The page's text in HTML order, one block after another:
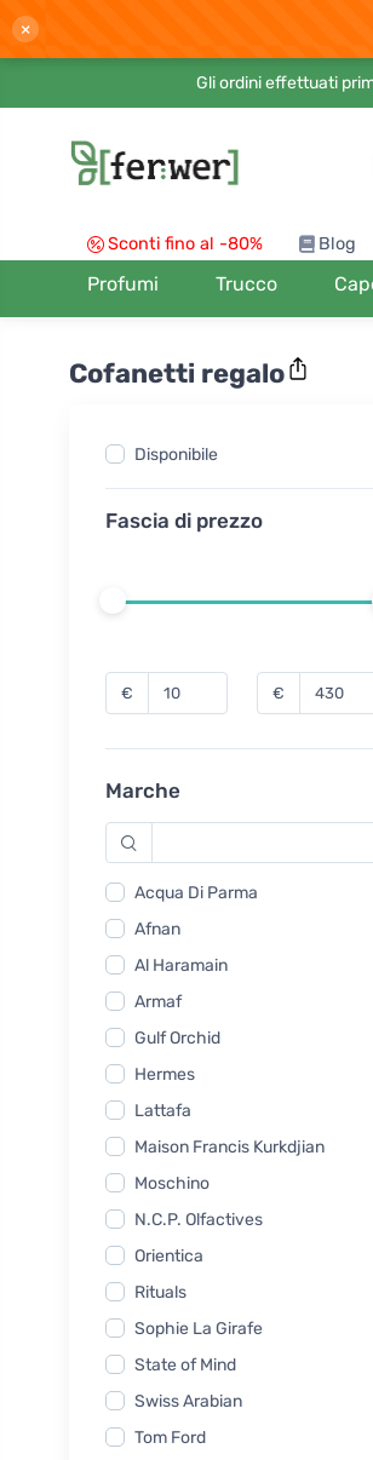
×
Gli ordini effettuati
Sconti fino al -80% Blog
Profumi Trucco
Cofanetti regalo
Disponibile
Fascia di prezzo
€ €
Marche
Acqua Di Parma
Afnan
Al Haramain
Armaf
Gulf Orchid
Hermes
Lattafa
Maison Francis Kurkdjian
Moschino
N.C.P. Olfactives
Orientica
Rituals
Sophie La Girafe
State of Mind
Swiss Arabian
Tom Ford